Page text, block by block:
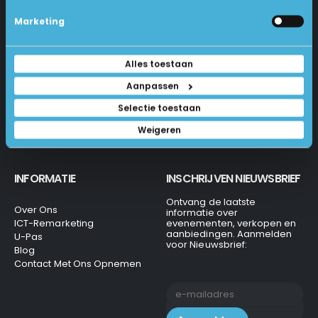
Marketing
Alles toestaan
Aanpassen
Selectie toestaan
Weigeren
1231 KH Loosdrecht
035-6284312
info@laptops4all.nl
Veel Gestelde Vragen
Algemene Voorwaarden
Privacy Beleid
INFORMATIE
Over Ons
ICT-Remarketing
U-Pas
Blog
Contact Met Ons Opnemen
INSCHRIJVEN NIEUWSBRIEF
Ontvang de laatste
informatie over
evenementen, verkopen en
aanbiedingen. Aanmelden
voor Nieuwsbrief: